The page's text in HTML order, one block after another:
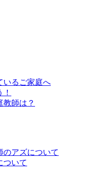
いるご家庭へ
教師は？
のアズについて
ついて